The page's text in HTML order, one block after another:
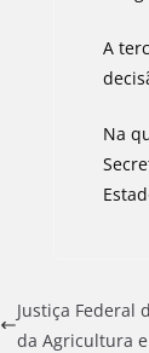
A
Na
Justiça Federal
da Agricultura